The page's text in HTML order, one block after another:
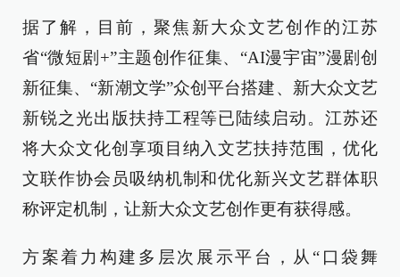
据了解，目前，聚焦新大众文艺创作的江苏
省“微短剧+”主题创作征集、“AI漫宇宙”漫剧创
新征集、“新潮文学”众创平台搭建、新大众文艺
新锐之光出版扶持工程等已陆续启动。江苏还
将大众文化创享项目纳入文艺扶持范围，优化
文联作协会员吸纳机制和优化新兴文艺群体职
称评定机制，让新大众文艺创作更有获得感。
方案着力构建多层次展示平台，从“口袋舞